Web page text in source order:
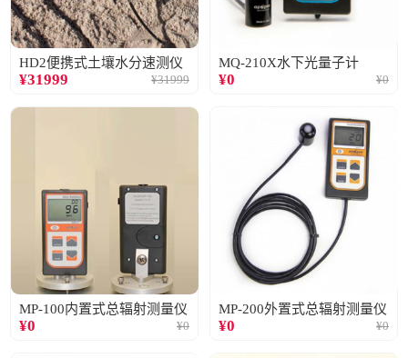
HD2便携式土壤水分速测仪
¥31999 ¥31999
MQ-210X水下光量子计
¥0 ¥0
MP-100内置式总辐射测量仪
¥0 ¥0
MP-200外置式总辐射测量仪
¥0 ¥0